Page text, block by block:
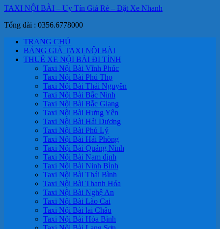
TAXI NỘI BÀI – Uy Tín Giá Rẻ – Đặt Xe Nhanh
Tổng đài : 0356.6778000
TRANG CHỦ
BẢNG GIÁ TAXI NỘI BÀI
THUÊ XE NỘI BÀI ĐI TỈNH
Taxi Nội Bài Vĩnh Phúc
Taxi Nội Bài Phú Thọ
Taxi Nội Bài Thái Nguyên
Taxi Nội Bài Bắc Ninh
Taxi Nội Bài Bắc Giang
Taxi Nội Bài Hưng Yên
Taxi Nội Bài Hải Dương
Taxi Nội Bài Phủ Lý
Taxi Nội Bài Hải Phòng
Taxi Nội Bài Quảng Ninh
Taxi Nội Bài Nam định
Taxi Nội Bài Ninh Bình
Taxi Nội Bài Thái Bình
Taxi Nội Bài Thanh Hóa
Taxi Nội Bài Nghệ An
Taxi Nội Bài Lào Cai
Taxi Nội Bài lai Châu
Taxi Nội Bài Hòa Bình